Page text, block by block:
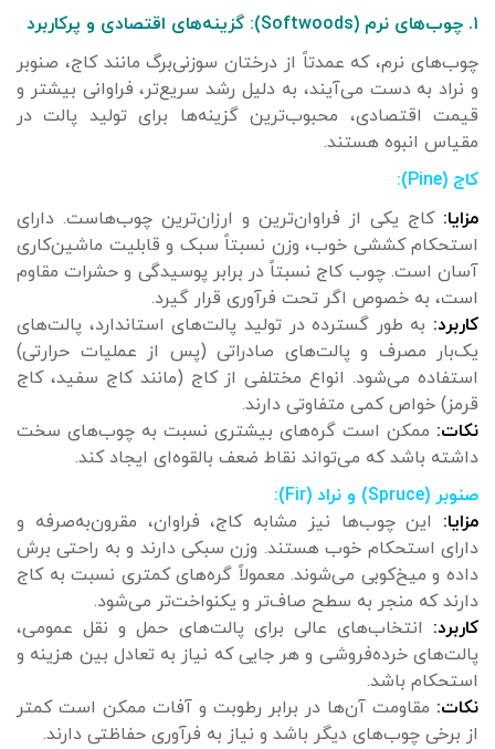
۱. چوب‌های نرم (Softwoods): گزینه‌های اقتصادی و پرکاربرد
چوب‌های نرم، که عمدتاً از درختان سوزنی‌برگ مانند کاج، صنوبر
و نراد به دست می‌آیند، به دلیل رشد سریع‌تر، فراوانی بیشتر و
قیمت اقتصادی، محبوب‌ترین گزینه‌ها برای تولید پالت در
مقیاس انبوه هستند.
کاج (Pine):
مزایا: کاج یکی از فراوان‌ترین و ارزان‌ترین چوب‌هاست. دارای
استحکام کششی خوب، وزن نسبتاً سبک و قابلیت ماشین‌کاری
آسان است. چوب کاج نسبتاً در برابر پوسیدگی و حشرات مقاوم
است، به خصوص اگر تحت فرآوری قرار گیرد.
کاربرد: به طور گسترده در تولید پالت‌های استاندارد، پالت‌های
یک‌بار مصرف و پالت‌های صادراتی (پس از عملیات حرارتی)
استفاده می‌شود. انواع مختلفی از کاج (مانند کاج سفید، کاج
قرمز) خواص کمی متفاوتی دارند.
نکات: ممکن است گره‌های بیشتری نسبت به چوب‌های سخت
داشته باشد که می‌تواند نقاط ضعف بالقوه‌ای ایجاد کند.
صنوبر (Spruce) و نراد (Fir):
مزایا: این چوب‌ها نیز مشابه کاج، فراوان، مقرون‌به‌صرفه و
دارای استحکام خوب هستند. وزن سبکی دارند و به راحتی برش
داده و میخ‌کوبی می‌شوند. معمولاً گره‌های کمتری نسبت به کاج
دارند که منجر به سطح صاف‌تر و یکنواخت‌تر می‌شود.
کاربرد: انتخاب‌های عالی برای پالت‌های حمل و نقل عمومی،
پالت‌های خرده‌فروشی و هر جایی که نیاز به تعادل بین هزینه و
استحکام باشد.
نکات: مقاومت آن‌ها در برابر رطوبت و آفات ممکن است کمتر
از برخی چوب‌های دیگر باشد و نیاز به فرآوری حفاظتی دارند.